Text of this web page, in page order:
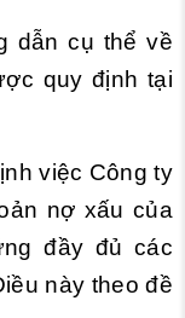
dẫn cụ thể về
quy định tại
việc Công ty
nợ xấu của
đầy đủ các
này theo đề